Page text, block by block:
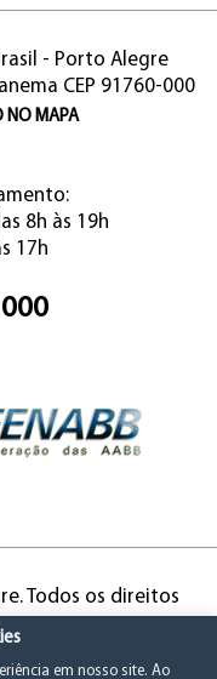
- Porto Alegre
CEP 91760-000
NO MAPA
8h às 19h
17h
Todos os direitos
em nosso site. Ao